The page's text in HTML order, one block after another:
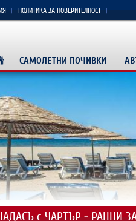
ПОЛИТИКА ЗА ПОВЕРИТЕЛНОСТ
САМОЛЕТНИ ПОЧИВКИ
с ЧАРТЪР - РАННИ